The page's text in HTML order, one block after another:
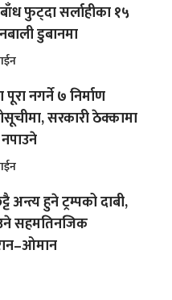
फुट्दा सर्लाहीका १५
डुबानमा
नगर्ने ७ निर्माण
सरकारी ठेक्कामा
अन्त्य हुने ट्रम्पको दाबी,
सहमतिनजिक